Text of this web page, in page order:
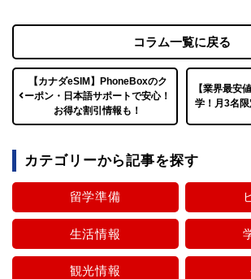
【カナダeSIM】PhoneBoxのク
ーポン・日本語サポートで安心！
お得な割引情報も！
コラム一覧に戻る
【業界最安
学！月3名限
カテゴリーから記事を探す
留学準備
生活情報
観光情報